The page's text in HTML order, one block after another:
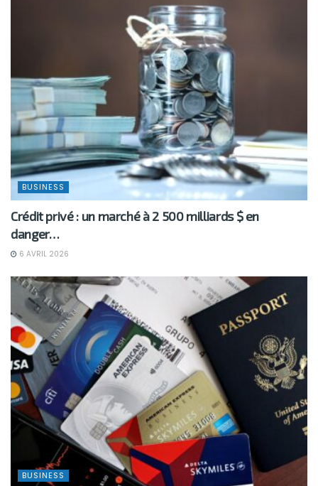
BUSINESS
Crédit privé : un marché à 2 500 milliards $ en
danger…
6 AVRIL 2026
BUSINESS